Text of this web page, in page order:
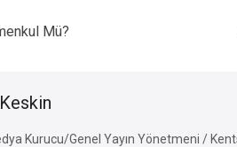
Mü?
Kurucu/Genel Yayın Yönetmeni /